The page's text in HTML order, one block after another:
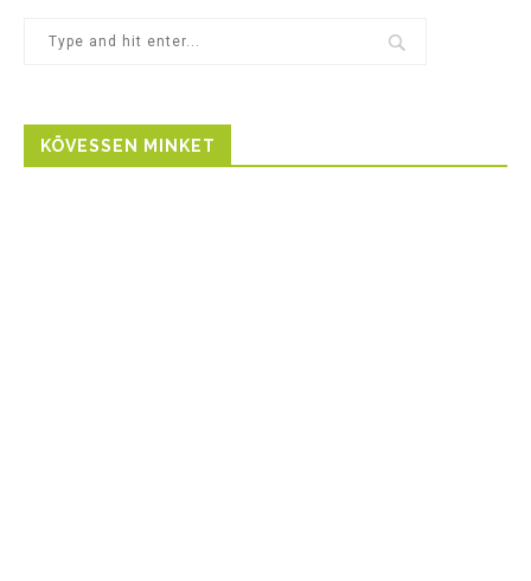
KÖVESSEN MINKET